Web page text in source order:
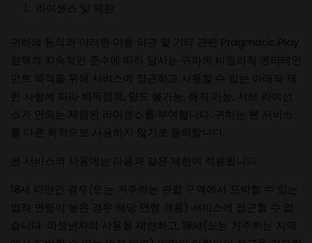
라이센스 및 제한
귀하의 동의와 이러한 이용 약관 및 기타 관련 Pragmatic Play
정책의 지속적인 준수에 따라 당사는 귀하의 비영리적 엔터테인
먼트 목적을 위해 서비스에 접근하고 사용할 수 있는 아래의 제
한 사항에 따라 비독점적, 양도 불가능, 해지 가능, 서브 라이선
스가 안되는 제한된 라이센스를 부여합니다. 귀하는 본 서비스
를 다른 목적으로 사용하지 않기로 동의합니다.
본 서비스의 사용에는 다음과 같은 제한이 적용됩니다.
18세 미만인 경우(또는 거주하는 관할 구역에서 도박할 수 있는
법적 연령이 높은 경우 해당 연령 적용) 서비스에 접근할 수 없
습니다. 미성년자의 사용을 제한하고, 18세(또는 거주하는 지역